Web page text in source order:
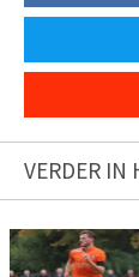
VERDER IN